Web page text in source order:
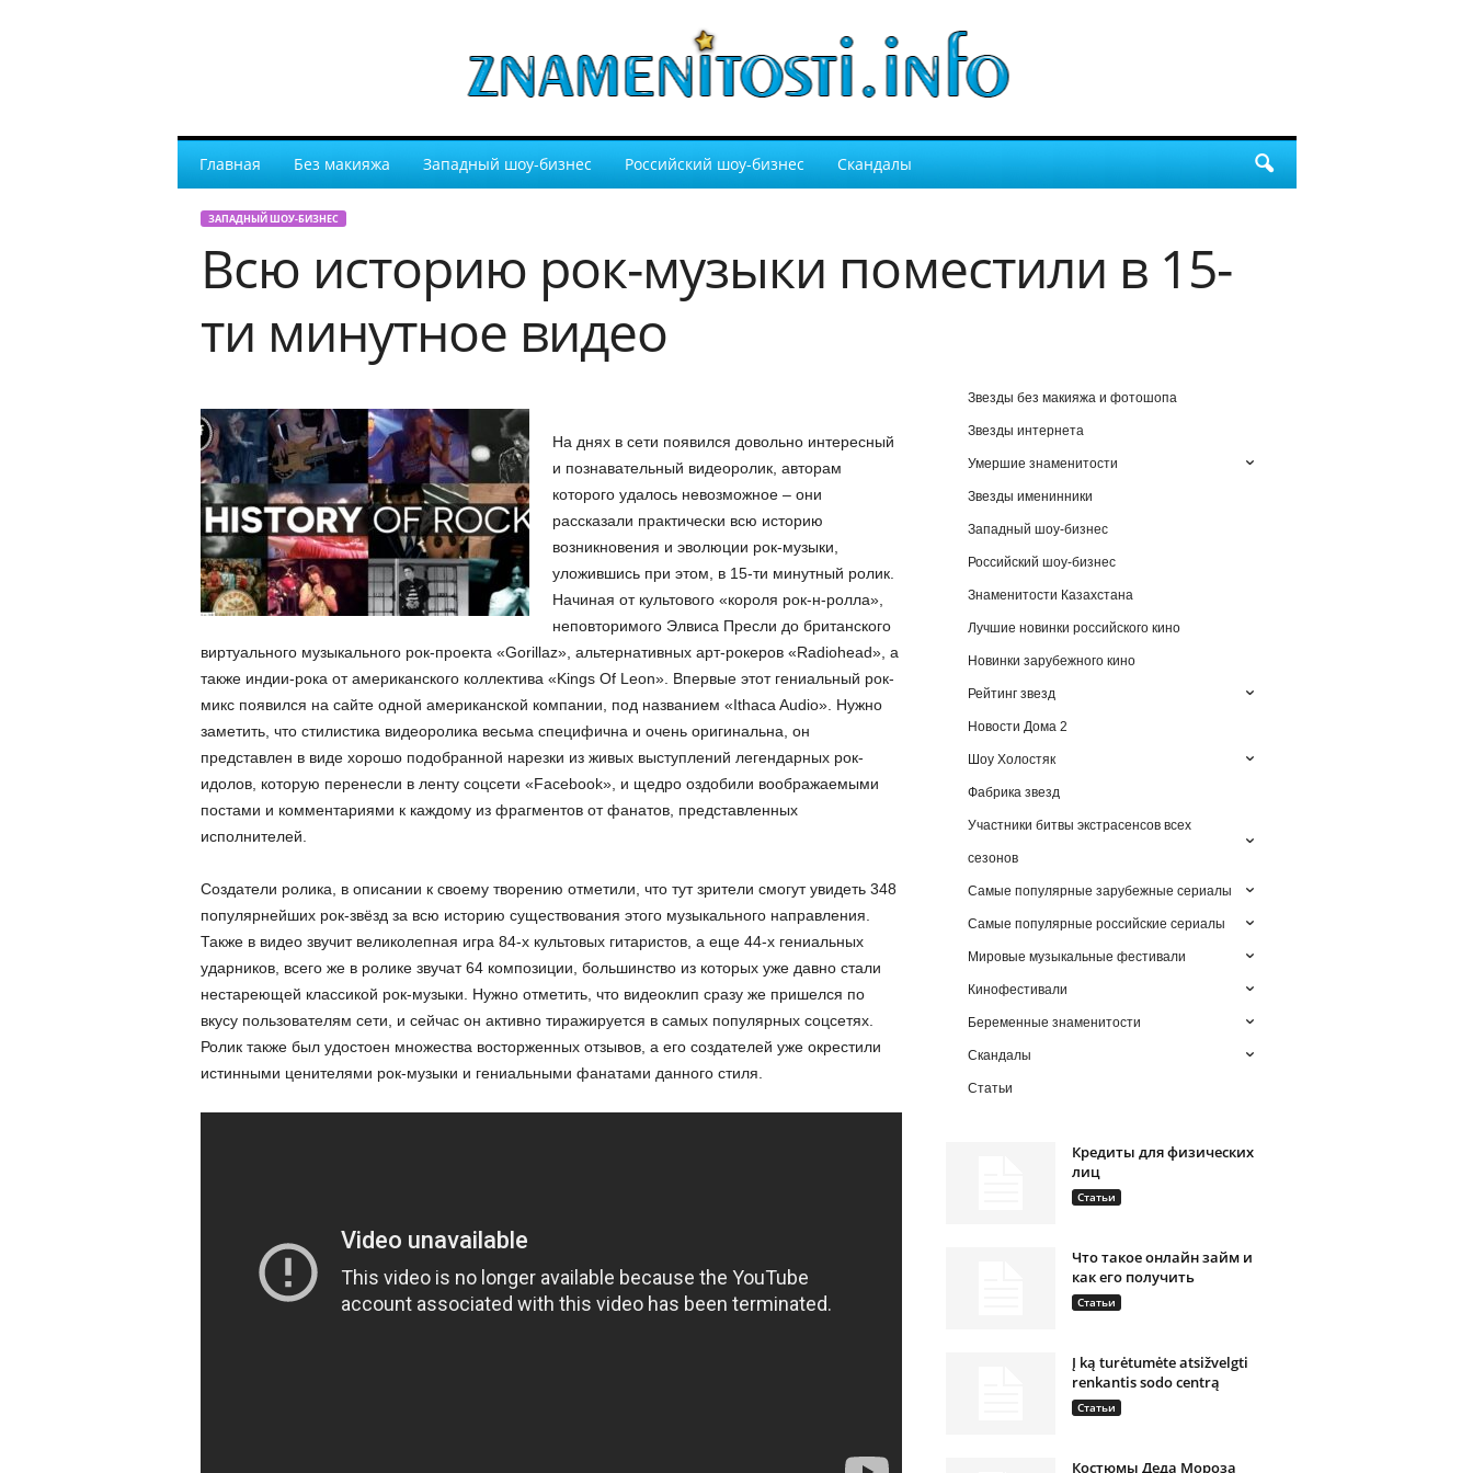
Главная Без макияжа Западный шоу-бизнес Российский шоу-бизнес Скандалы
ЗАПАДНЫЙ ШОУ-БИЗНЕС
Всю историю рок-музыки поместили в 15-
ти минутное видео
На днях в сети появился довольно интересный
и познавательный видеоролик, авторам
которого удалось невозможное – они
рассказали практически всю историю
возникновения и эволюции рок-музыки,
уложившись при этом, в 15-ти минутный ролик.
Начиная от культового «короля рок-н-ролла»,
неповторимого Элвиса Пресли до британского
виртуального музыкального рок-проекта «Gorillaz», альтернативных арт-рокеров «Radiohead», а
также индии-рока от американского коллектива «Kings Of Leon». Впервые этот гениальный рок-
микс появился на сайте одной американской компании, под названием «Ithaca Audio». Нужно
заметить, что стилистика видеоролика весьма специфична и очень оригинальна, он
представлен в виде хорошо подобранной нарезки из живых выступлений легендарных рок-
идолов, которую перенесли в ленту соцсети «Facebook», и щедро оздобили воображаемыми
постами и комментариями к каждому из фрагментов от фанатов, представленных
исполнителей.
Создатели ролика, в описании к своему творению отметили, что тут зрители смогут увидеть 348
популярнейших рок-звёзд за всю историю существования этого музыкального направления.
Также в видео звучит великолепная игра 84-х культовых гитаристов, а еще 44-х гениальных
ударников, всего же в ролике звучат 64 композиции, большинство из которых уже давно стали
нестареющей классикой рок-музыки. Нужно отметить, что видеоклип сразу же пришелся по
вкусу пользователям сети, и сейчас он активно тиражируется в самых популярных соцсетях.
Ролик также был удостоен множества восторженных отзывов, а его создателей уже окрестили
истинными ценителями рок-музыки и гениальными фанатами данного стиля.
Звезды без макияжа и фотошопа
Звезды интернета
Умершие знаменитости
Звезды именинники
Западный шоу-бизнес
Российский шоу-бизнес
Знаменитости Казахстана
Лучшие новинки российского кино
Новинки зарубежного кино
Рейтинг звезд
Новости Дома 2
Шоу Холостяк
Фабрика звезд
Участники битвы экстрасенсов всех
сезонов
Самые популярные зарубежные сериалы
Самые популярные российские сериалы
Мировые музыкальные фестивали
Кинофестивали
Беременные знаменитости
Скандалы
Статьи
Кредиты для физических
лиц
Статьи
Что такое онлайн займ и
как его получить
Статьи
Į ką turėtumėte atsižvelgti
renkantis sodo centrą
Статьи
Костюмы Деда Мороза